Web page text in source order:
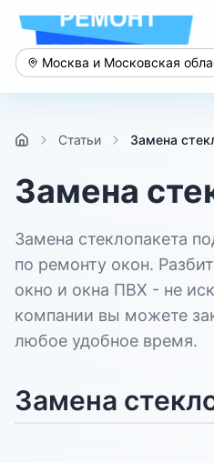
Москва и Московская
Статьи Замена
Замена
Замена стеклопакета
по ремонту окон.
окно и окна ПВХ - не
компании вы можете
любое удобное время.
Замена